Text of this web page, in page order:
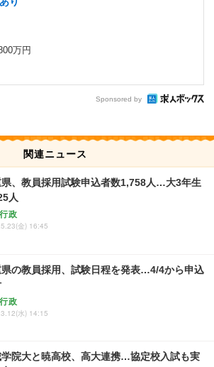
万円
Sponsored by
関連ニュース
、教員採用試験申込者数1,758人…大3年生
人
政
金) 16:45
県の教員採用、試験日程を発表…4/4から申込
政
水) 14:15
院大と暁高校、高大連携…協定校入試も実